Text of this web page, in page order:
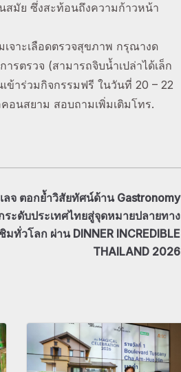
สมัย ซึ่งสะท้อนถึงความก้าวหน้า
จาะเลือดตรวจสุขภาพ กรุณางด
รตรวจ (สามารถจิบน้ำเปล่าได้เล็ก
ข้าร่วมกิจกรรมฟรี ในวันที่ 20 – 22
อนสยาม สอบถามเพิ่มเติมโทร.
ลจ ตอกย้ำวิสัยทัศน์ด้าน Gastronomy
ระดับประเทศไทยสู่จุดหมายปลายทาง
ทั่วโลก ผ่าน DINNER INCREDIBLE
THAILAND 2026